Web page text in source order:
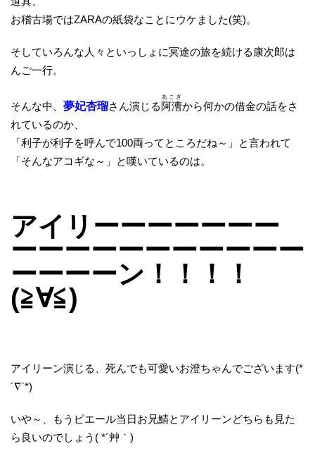
お稽古場ではZARAの紙袋なことにウケました(笑)。
そしていろんな人々といっしょに冥途の旅を続ける康次郎は
んご一行。
そんな中、 夢妃杏瑠さん演じる阿漕
あこぎ
から何かの借金の話をさ
れているのか、
「利子が利子を呼んで100両ってところだね～」と言われて
「そんなアコギな～」と嘆いているのは。
アイリーーーーーーー
ーーーーーーーーーーー
ーーーーン！！！！
(≧∀≦)
アイリーン演じる、死んでも可愛いお澄ちゃんでございます(*
´∇`*)
いや～、もうピエール当日お兄鯖とアイリーンどちらも見た
ら良いのでしょう( *´艸｀)